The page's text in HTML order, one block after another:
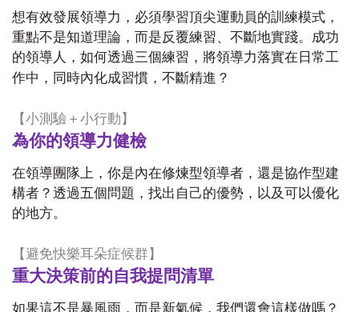
想有效發展領導力，必須學習頂尖運動員的訓練模式，
重點不是知道理論，而是反覆練習、不斷地實踐。成功
的領導人，如何透過三個練習，將領導力落實在日常工
作中，同時內化成習慣，不斷精進？
【小測驗＋小行動】
為你的領導力健檢
在領導團隊上，你是內在修煉型領導者，還是協作型建
構者？透過五個問題，找出自己的優勢，以及可以優化
的地方。
【避免快樂耳朵症候群】
重大決策前的自我提問清單
如果這不是暴風雨，而是新氣候，我們還會這樣做嗎？